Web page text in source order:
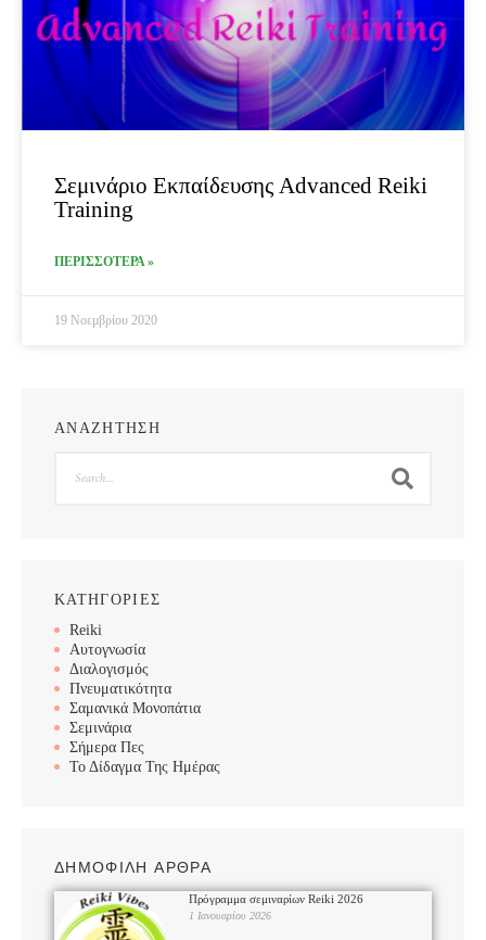
Σεμινάριο Εκπαίδευσης Advanced Reiki
Training
ΠΕΡΙΣΣΟΤΕΡΑ »
19 Νοεμβρίου 2020
ΑΝΑΖΗΤΗΣΗ
ΚΑΤΗΓΟΡΙΕΣ
Reiki
Αυτογνωσία
Διαλογισμός
Πνευματικότητα
Σαμανικά Μονοπάτια
Σεμινάρια
Σήμερα Πες
Το Δίδαγμα Της Ημέρας
ΔΗΜΟΦΙΛΗ ΑΡΘΡΑ
Πρόγραμμα σεμιναρίων Reiki 2026
1 Ιανουαρίου 2026